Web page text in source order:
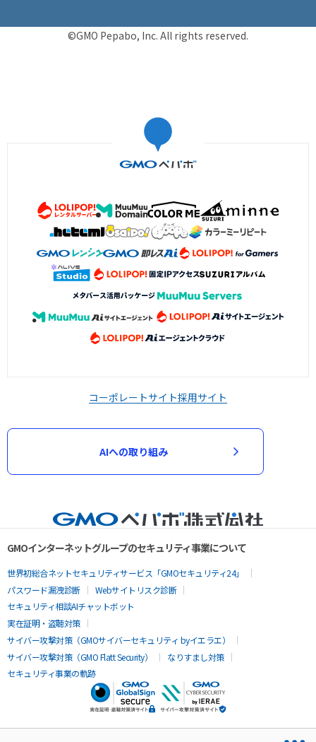
©GMO Pepabo, Inc. All rights reserved.
コーポレートサイト採用サイト
AIへの取り組み
GMOインターネットグループのセキュリティ事業について
世界初総合ネットセキュリティサービス「GMOセキュリティ24」
パスワード漏洩診断
Webサイトリスク診断
セキュリティ相談AIチャットボット
実在証明・盗聴対策
サイバー攻撃対策（GMOサイバーセキュリティ byイエラエ）
サイバー攻撃対策（GMO Flatt Security）
なりすまし対策
セキュリティ事業の軌跡